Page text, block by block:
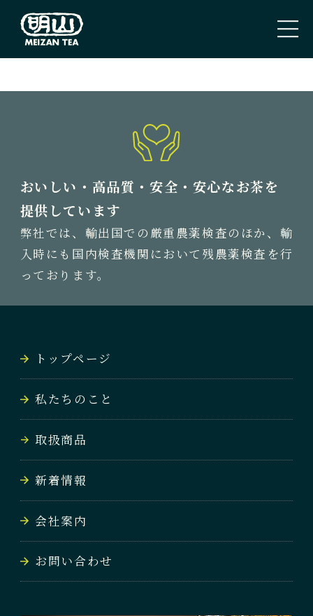
ABOUT US
取扱商品
TEA
新着情報
会社案内
COMPANY
お問い合わせ
おいしい・高品質・安全・安心なお茶を
提供しています
弊社では、輸出国での厳重農薬検査のほか、輸
入時にも国内検査機関において残農薬検査を行
っております。
トップページ
私たちのこと
取扱商品
新着情報
会社案内
お問い合わせ